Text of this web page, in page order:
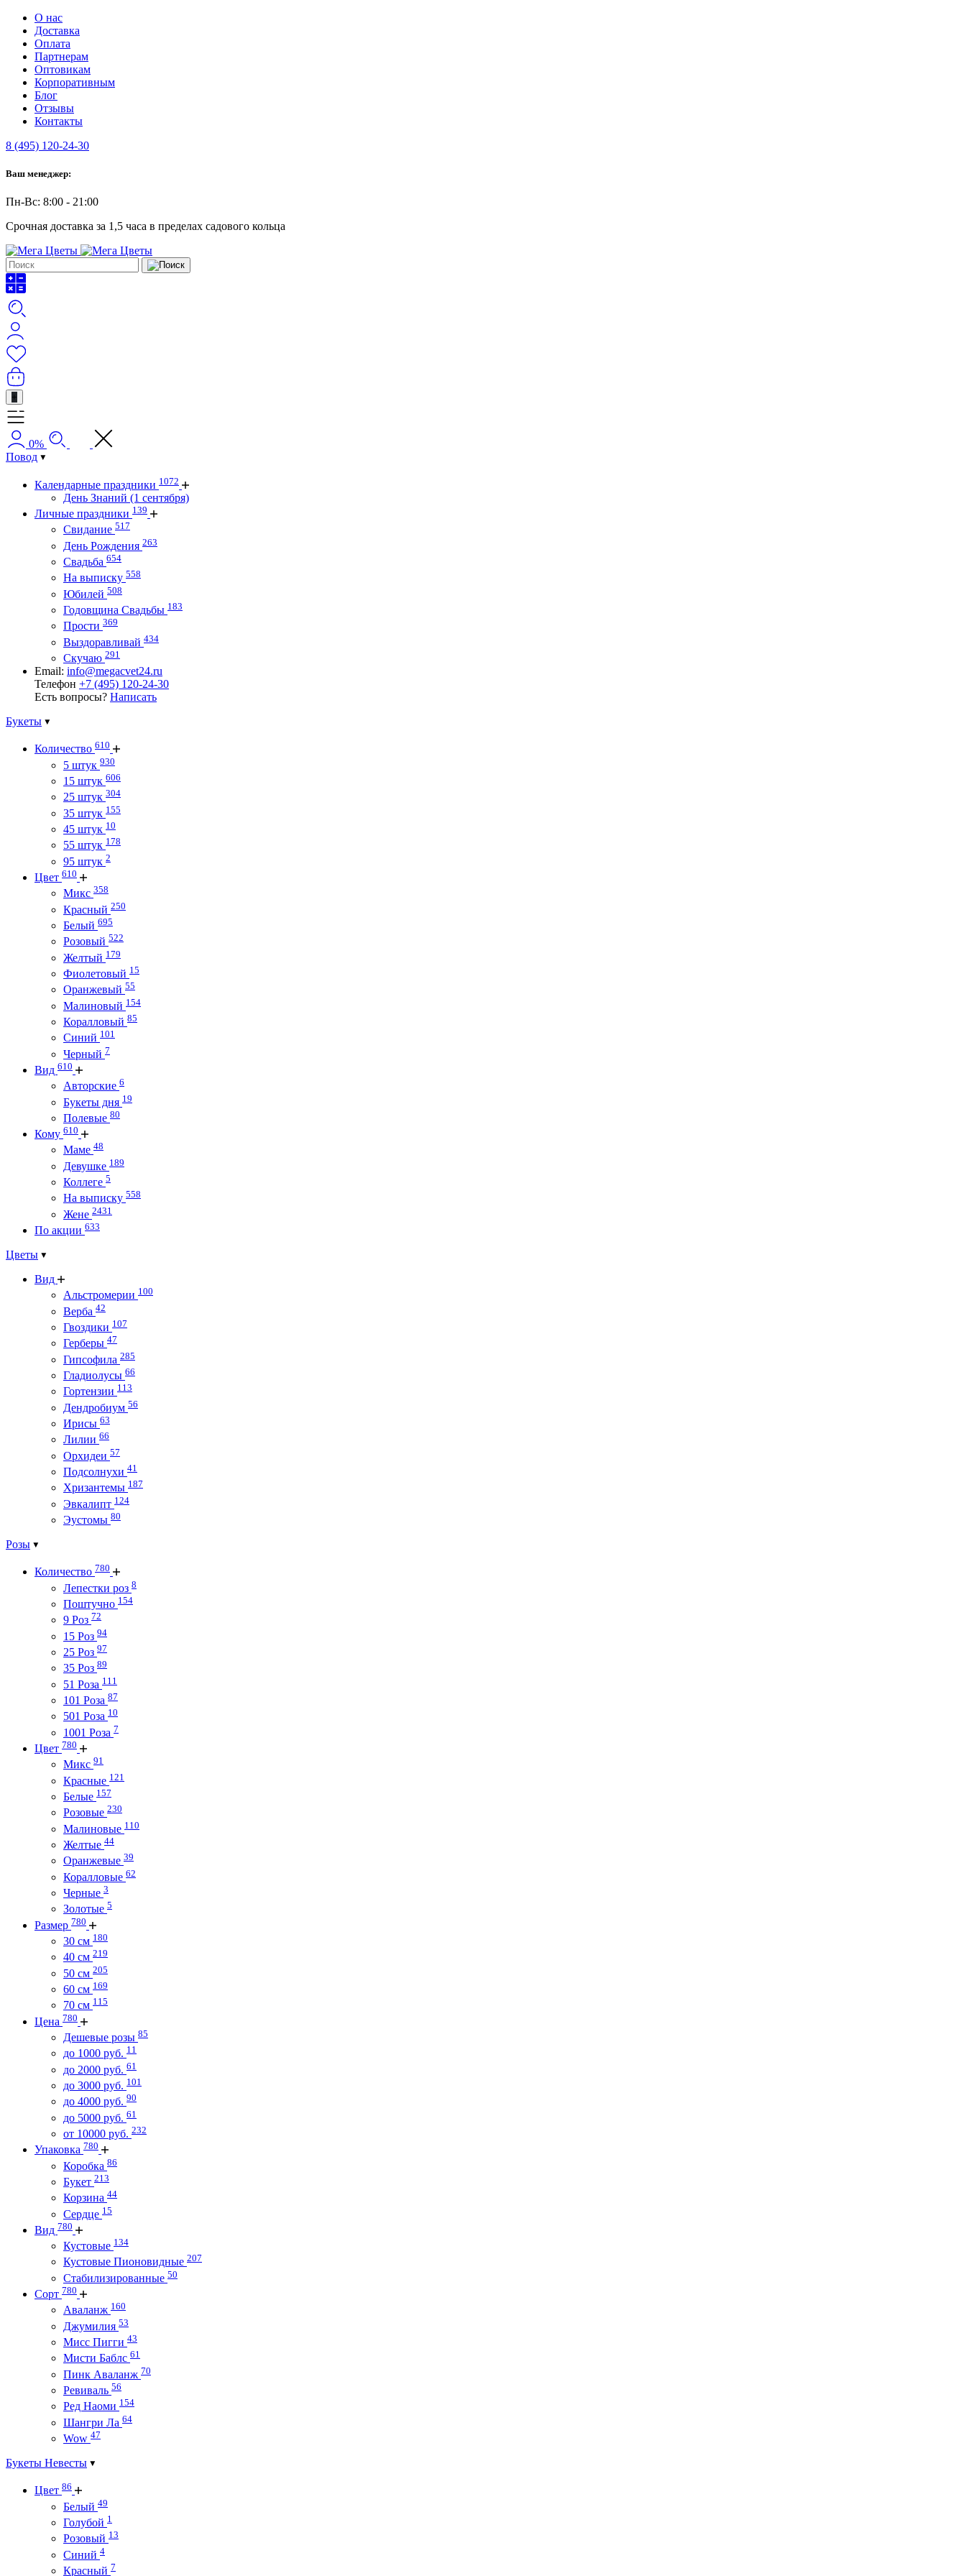
О нас
Доставка
Оплата
Партнерам
Оптовикам
Корпоративным
Блог
Отзывы
Контакты
8 (495) 120-24-30
Ваш менеджер:
Пн-Вс: 8:00 - 21:00
Срочная доставка за 1,5 часа в пределах садового кольца
+
0%
Повод
Календарные праздники 1072
День Знаний (1 сентября)
Личные праздники 139
Свидание 517
День Рождения 263
Свадьба 654
На выписку 558
Юбилей 508
Годовщина Свадьбы 183
Прости 369
Выздоравливай 434
Скучаю 291
Email: info@megacvet24.ru
Телефон +7 (495) 120-24-30
Есть вопросы? Написать
Букеты
Количество 610
5 штук 930
15 штук 606
25 штук 304
35 штук 155
45 штук 10
55 штук 178
95 штук 2
Цвет 610
Микс 358
Красный 250
Белый 695
Розовый 522
Желтый 179
Фиолетовый 15
Оранжевый 55
Малиновый 154
Коралловый 85
Синий 101
Черный 7
Вид 610
Авторские 6
Букеты дня 19
Полевые 80
Кому 610
Маме 48
Девушке 189
Коллеге 5
На выписку 558
Жене 2431
По акции 633
Цветы
Вид
Альстромерии 100
Верба 42
Гвоздики 107
Герберы 47
Гипсофила 285
Гладиолусы 66
Гортензии 113
Дендробиум 56
Ирисы 63
Лилии 66
Орхидеи 57
Подсолнухи 41
Хризантемы 187
Эвкалипт 124
Эустомы 80
Розы
Количество 780
Лепестки роз 8
Поштучно 154
9 Роз 72
15 Роз 94
25 Роз 97
35 Роз 89
51 Роза 111
101 Роза 87
501 Роза 10
1001 Роза 7
Цвет 780
Микс 91
Красные 121
Белые 157
Розовые 230
Малиновые 110
Желтые 44
Оранжевые 39
Коралловые 62
Черные 3
Золотые 5
Размер 780
30 см 180
40 см 219
50 см 205
60 см 169
70 см 115
Цена 780
Дешевые розы 85
до 1000 руб. 11
до 2000 руб. 61
до 3000 руб. 101
до 4000 руб. 90
до 5000 руб. 61
от 10000 руб. 232
Упаковка 780
Коробка 86
Букет 213
Корзина 44
Сердце 15
Вид 780
Кустовые 134
Кустовые Пионовидные 207
Стабилизированные 50
Сорт 780
Аваланж 160
Джумилия 53
Мисс Пигги 43
Мисти Баблс 61
Пинк Аваланж 70
Ревиваль 56
Ред Наоми 154
Шангри Ла 64
Wow 47
Букеты Невесты
Цвет 86
Белый 49
Голубой 1
Розовый 13
Синий 4
Красный 7